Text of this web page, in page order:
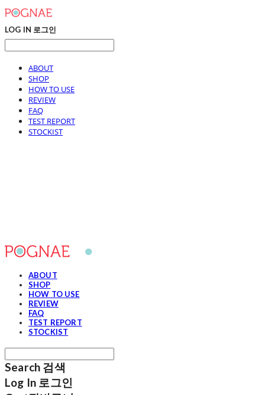
LOG IN 로그인
ABOUT
SHOP
HOW TO USE
REVIEW
FAQ
TEST REPORT
STOCKIST
ABOUT
SHOP
HOW TO USE
REVIEW
FAQ
TEST REPORT
STOCKIST
Search 검색
Log In 로그인